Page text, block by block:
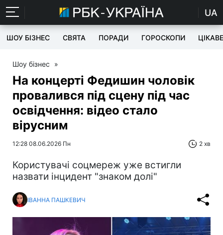
UA
ШОУ БІЗНЕС СВЯТА ПОРАДИ ГОРОСКОПИ ЦІКАВЕ
Шоу бізнес »
На концерті Федишин чоловік
провалився під сцену під час
освідчення: відео стало
вірусним
12:28 08.06.2026 Пн 2 хв
Користувачі соцмереж уже встигли
назвати інцидент "знаком долі"
ІВАННА ПАШКЕВИЧ